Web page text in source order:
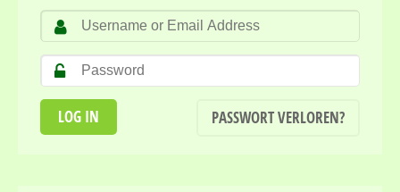
PASSWORT VERLOREN?